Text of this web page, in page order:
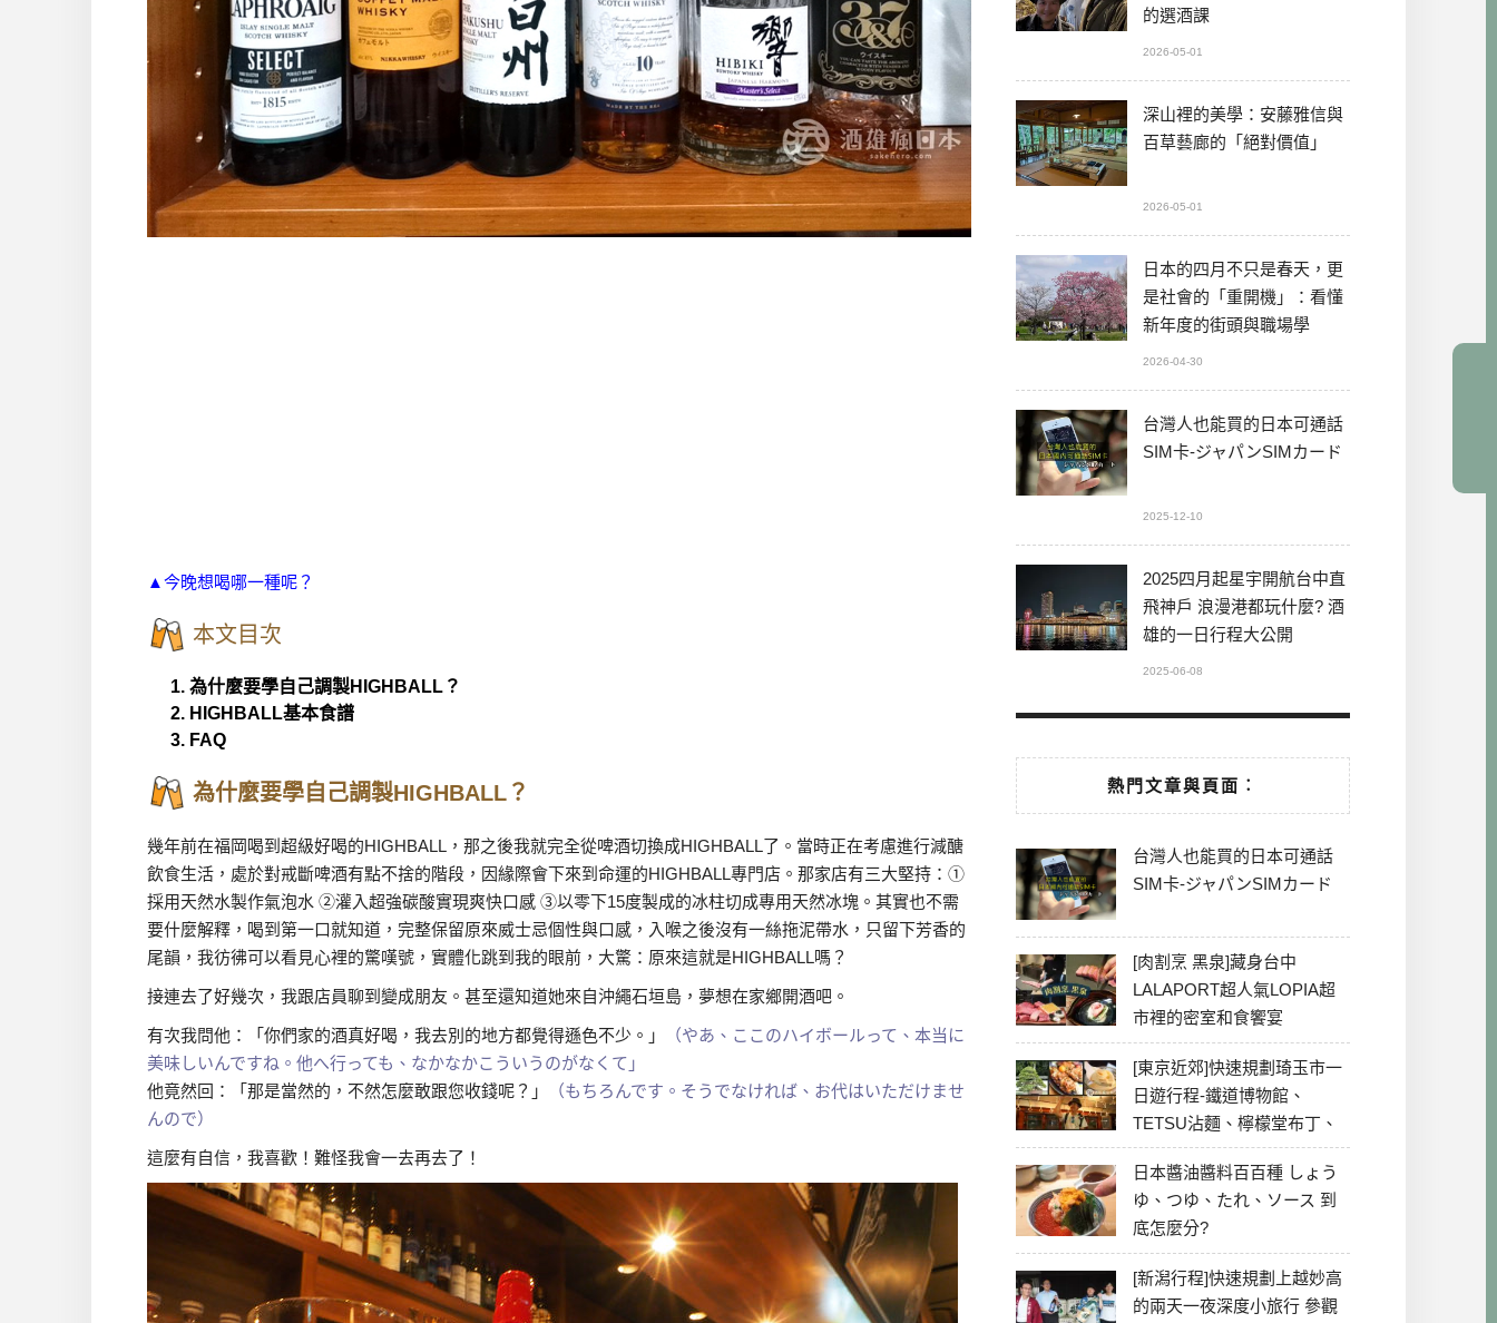
▲今晚想喝哪一種呢？
本文目次
1. 為什麼要學自己調製HIGHBALL？
2. HIGHBALL基本食譜
3. FAQ
為什麼要學自己調製HIGHBALL？
幾年前在福岡喝到超級好喝的HIGHBALL，那之後我就完全從啤酒切換成HIGHBALL了。當時正在考慮進行減醣
飲食生活，處於對戒斷啤酒有點不捨的階段，因緣際會下來到命運的HIGHBALL專門店。那家店有三大堅持：①
採用天然水製作氣泡水 ②灌入超強碳酸實現爽快口感 ③以零下15度製成的冰柱切成專用天然冰塊。其實也不需
要什麼解釋，喝到第一口就知道，完整保留原來威士忌個性與口感，入喉之後沒有一絲拖泥帶水，只留下芳香的
尾韻，我彷彿可以看見心裡的驚嘆號，實體化跳到我的眼前，大驚：原來這就是HIGHBALL嗎？
接連去了好幾次，我跟店員聊到變成朋友。甚至還知道她來自沖繩石垣島，夢想在家鄉開酒吧。
有次我問他：「你們家的酒真好喝，我去別的地方都覺得遜色不少。」
（やあ、ここのハイボールって、本当に
美味しいんですね。他へ行っても、なかなかこういうのがなくて」
他竟然回：「那是當然的，不然怎麼敢跟您收錢呢？」
（もちろんです。そうでなければ、お代はいただけませ
んので）
這麼有自信，我喜歡！難怪我會一去再去了！
的選酒課
2026-05-01
深山裡的美學：安藤雅信與
百草藝廊的「絕對價值」
2026-05-01
日本的四月不只是春天，更
是社會的「重開機」：看懂
新年度的街頭與職場學
2026-04-30
台灣人也能買的日本可通話
SIM卡-ジャパンSIMカード
2025-12-10
2025四月起星宇開航台中直
飛神戶 浪漫港都玩什麼? 酒
雄的一日行程大公開
2025-06-08
熱門文章與頁面︰
台灣人也能買的日本可通話
SIM卡-ジャパンSIMカード
[肉割烹 黑泉]藏身台中
LALAPORT超人氣LOPIA超
市裡的密室和食饗宴
[東京近郊]快速規劃琦玉市一
日遊行程-鐵道博物館、
TETSU沾麵、檸檬堂布丁、
冰川神社、美食彙整
日本醬油醬料百百種 しょう
ゆ、つゆ、たれ、ソース 到
底怎麼分?
[新潟行程]快速規劃上越妙高
的兩天一夜深度小旅行 參觀